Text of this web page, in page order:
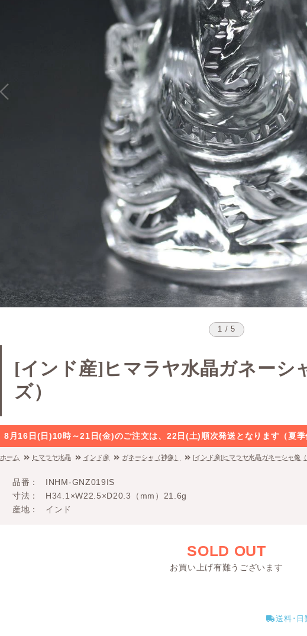
1 / 5
[インド産]ヒマラヤ水晶ガネーシ
ズ）
8月16日(日)10時～21日(金)のご注文は、22日(土)順次発送となります（夏季
ホーム ヒマラヤ水晶 インド産 ガネーシャ（神像） [インド産]ヒマラヤ水晶ガネーシャ像（
品番
INHM-GNZ019IS
寸法
H34.1×W22.5×D20.3（mm）21.6g
産地
インド
SOLD OUT
お買い上げ有難うございます
送料･日